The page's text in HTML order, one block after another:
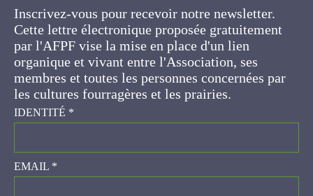
Cette lettre électronique proposée
gratuitement par l'AFPF vise la mise en place
d'un lien organique et vivant entre l'Association,
ses membres et toutes les personnes
concernées par les cultures fourragères et les
prairies.
IDENTITÉ*
EMAIL*